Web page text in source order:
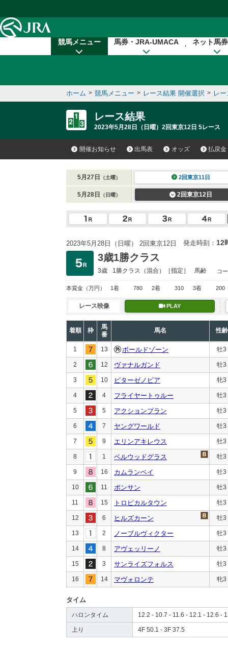
競馬メニュー 馬券・JRA-UMACA ネット馬
ホーム > 競馬メニュー > レース結果 開催選択 > レ
レース結果
2023年5月28日（日曜）2回東京12日 5レース
開催お知らせ 出馬表 オッズ 払戻金
5月27日 （土曜） 2回東京11日
5月28日 （日曜） 2回東京12日
2023年5月28日（日曜） 2回東京12日 発走時刻： 12
3歳1勝クラス
3歳 1勝クラス （混合）［指定］ 馬齢 コ
本賞金 （万円） 1着 780 2着 310 3着 200
レース映像 PLAY
着順 枠
馬
番
馬名 性齢
1 13 ボールドゾーン 牡3
2 12 ヴァナルガンド 牡3
3 10 ビターゼノビア 牝3
4 4 フライヤートゥルー 牡3
5 5 アクションプラン 牡3
6 7 ヤングワールド 牡3
7 9 エリンアキレウス 牡3
8 1 ベルウッドグラス 牡3
9 16 カムランベイ 牡3
10 11 ポンサン 牡3
11 15 トロピカルタウン 牡3
12 6 ヒルズカーン 牡3
13 2 ノーブルヴィクター 牡3
14 8 アヴェッリーノ 牡3
15 3 サンライズフォルス 牡3
16 14 マヴォロンテ 牝3
タイム
ハロンタイム 12.2 - 10.7 - 11.6 - 12.1 - 12.6 -
上り 4F 50.1 - 3F 37.5